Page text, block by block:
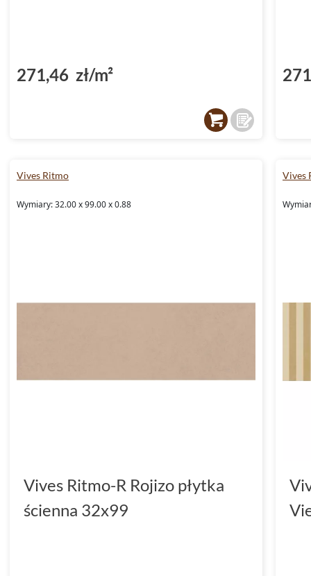
271,46 zł/m²
Vives Ritmo
Wymiary: 32.00 x 99.00 x 0.88
Vives Ritmo-R Rojizo płytka
ścienna 32x99
Vives